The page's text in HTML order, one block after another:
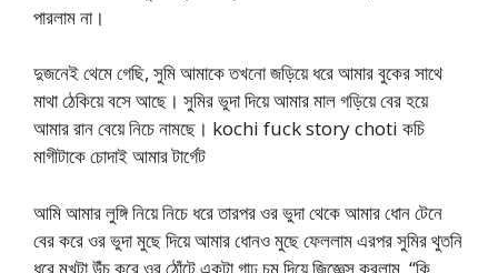
পারলাম না।
দুজনেই থেমে গেছি, সুমি আমাকে তখনো জড়িয়ে ধরে আমার বুকের সাথে
মাথা ঠেকিয়ে বসে আছে। সুমির ভুদা দিয়ে আমার মাল গড়িয়ে বের হয়ে
আমার রান বেয়ে নিচে নামছে। kochi fuck story choti কচি
মাগীটাকে চোদাই আমার টার্গেট
আমি আমার লুঙ্গি নিয়ে নিচে ধরে তারপর ওর ভুদা থেকে আমার ধোন টেনে
বের করে ওর ভুদা মুছে দিয়ে আমার ধোনও মুছে ফেললাম এরপর সুমির থুতনি
ধরে মুখটা উঁচু করে ওর ঠোঁটে একটা গাঢ় চুমু দিয়ে জিজ্ঞেস করলাম, “কি,